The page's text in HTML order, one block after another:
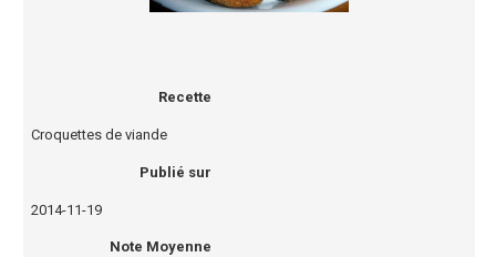
Recette
Croquettes de viande
Publié sur
2014-11-19
Note Moyenne